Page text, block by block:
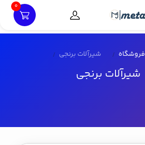
0
فروشگاه شیرآلات برنجی
شیرآلات برنجی